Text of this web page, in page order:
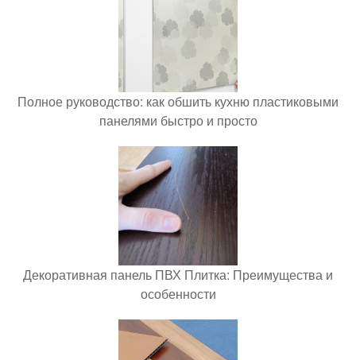
Полное руководство: как обшить кухню пластиковыми
панелями быстро и просто
Декоративная панель ПВХ Плитка: Преимущества и
особенности